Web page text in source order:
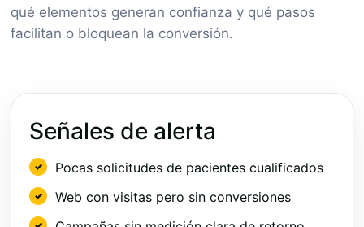
qué elementos generan confianza y qué pasos
facilitan o bloquean la conversión.
Señales de alerta
Pocas solicitudes de pacientes cualificados
Web con visitas pero sin conversiones